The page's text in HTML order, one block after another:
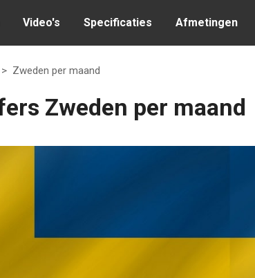
Video's Specificaties Afmetingen
> Zweden per maand
Zweden per maand